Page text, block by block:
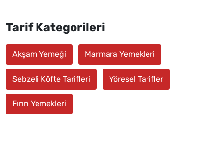
Tarif Kategorileri
Akşam Yemeği Marmara Yemekleri
Sebzeli Köfte Tarifleri Yöresel Tarifler
Fırın Yemekleri